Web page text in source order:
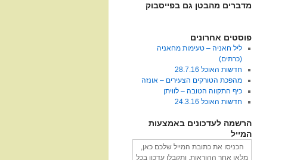
מדברים מהבטן גם בפייסבוק
פוסטים אחרונים
ליל חאניה – טעימות מחאניה
(כרתים)
חדשות האוכל 28.7.16
מהפכת הטורקים הצעירים – אונזה
כיף התקווה הטובה – לוויתן
חדשות האוכל 24.3.16
הרשמה לעדכונים באמצעות
המייל
הכניסו את כתובת המייל שלכם כאן,
מלאו אחר ההוראות, ותקבלו עדכון בכל